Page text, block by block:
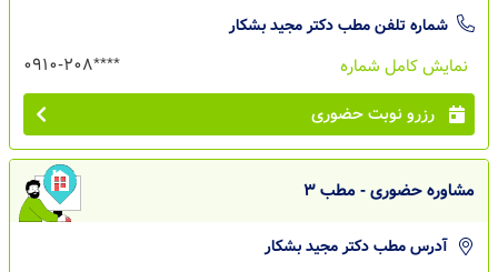
شماره تلفن مطبدکتر مجید بشکار
نمایش کامل شماره
0910-208****
رزرو نوبت حضوری
مشاوره حضوری - مطب 3
آدرس مطبدکتر مجید بشکار